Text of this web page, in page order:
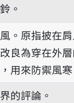
luî
。
讀hong-mua
。原指披在
良為穿在外
用來防禦風寒
的評論。